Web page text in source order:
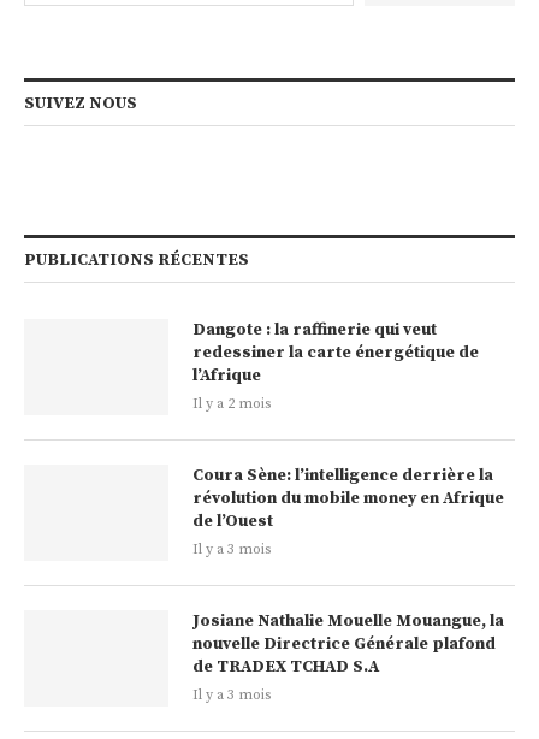
SUIVEZ NOUS
PUBLICATIONS RÉCENTES
Dangote : la raffinerie qui veut
redessiner la carte énergétique de
l’Afrique
Il y a 2 mois
Coura Sène: l’intelligence derrière la
révolution du mobile money en Afrique
de l’Ouest
Il y a 3 mois
Josiane Nathalie Mouelle Mouangue, la
nouvelle Directrice Générale plafond
de TRADEX TCHAD S.A
Il y a 3 mois